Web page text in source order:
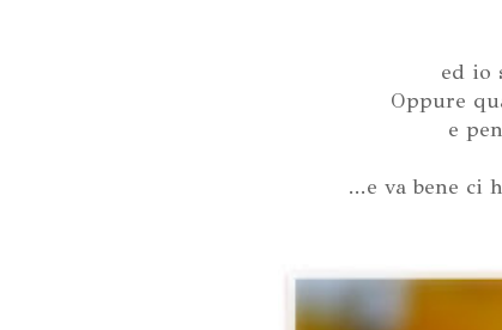
ed io
Oppure
e
...e va bene ci